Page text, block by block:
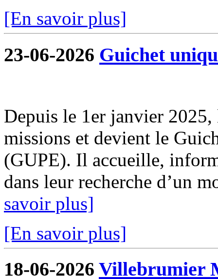
[En savoir plus]
23-06-2026 Guichet
Depuis le 1er janvier 2025,
missions et devient le
(GUPE). Il accueille,
dans leur recherche d’un
savoir plus]
[En savoir plus]
18-06-2026 Villebrumier